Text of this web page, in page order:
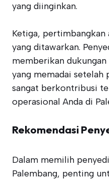
yang diinginkan.
Ketiga, pertimbangkan
yang ditawarkan.
memberikan
yang memadai setelah
sangat berkontribusi
operasional Anda di
Rekomendasi
Dalam memilih
Palembang, penting